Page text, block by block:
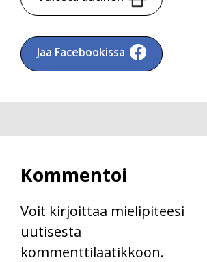
Jaa Facebookissa
Kommentoi
Voit kirjoittaa mielipiteesi
uutisesta
kommenttilaatikkoon.